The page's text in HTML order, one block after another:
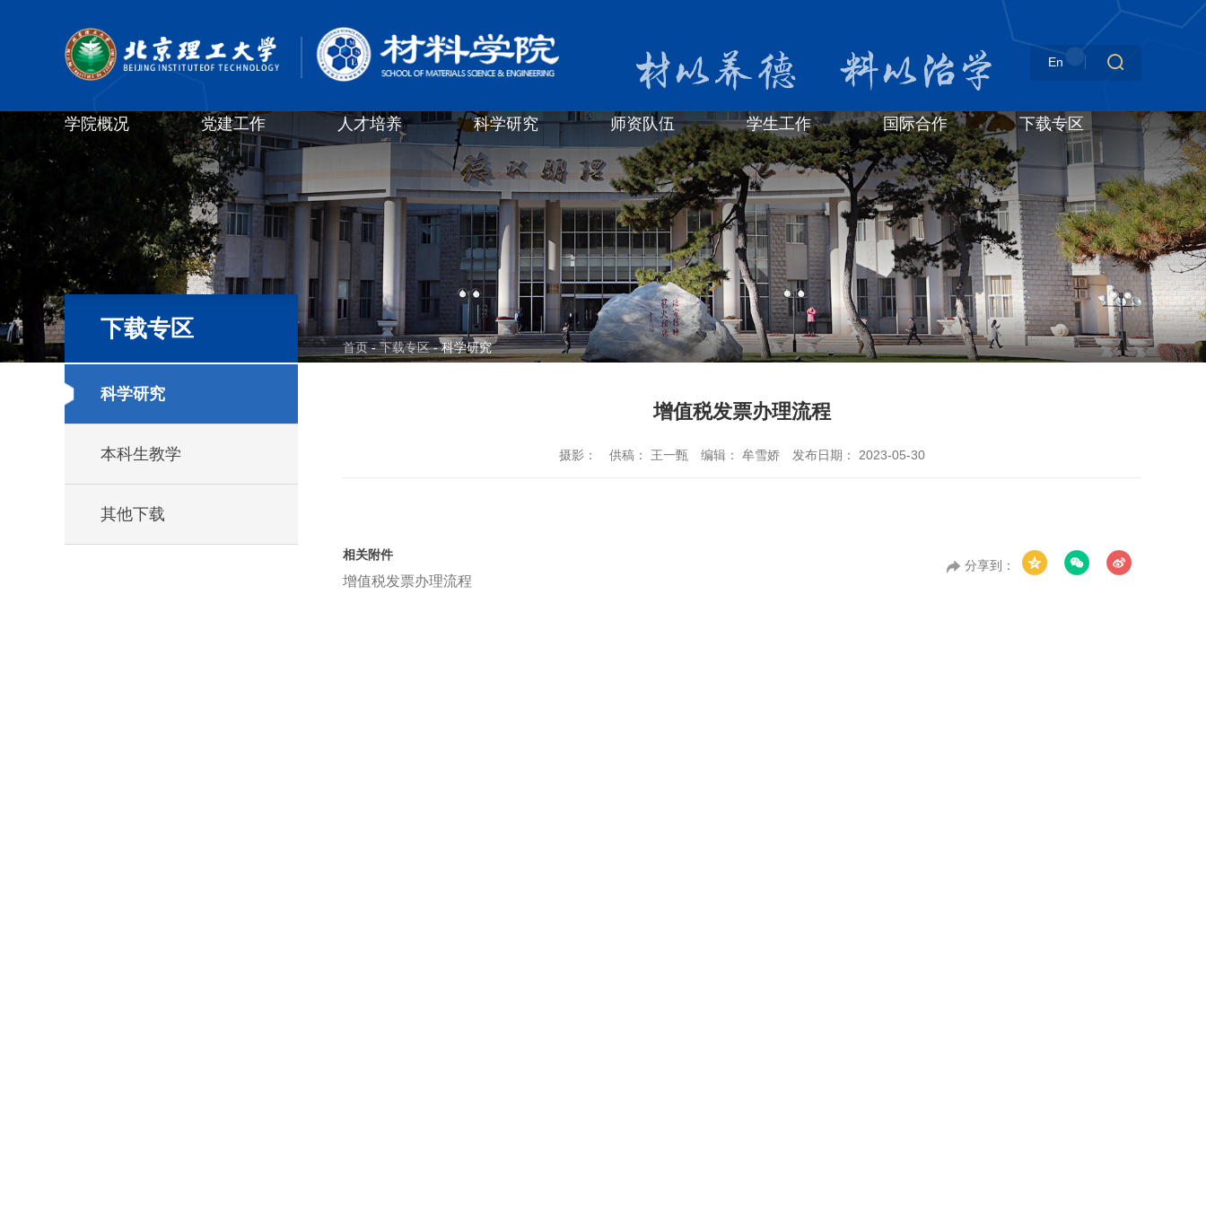
En
学院概况 党建工作 人才培养 科学研究 师资队伍 学生工作 国际合作 下载专区
下载专区
科学研究
本科生教学
其他下载
首页-下载专区- 科学研究
增值税发票办理流程
摄影： 供稿： 王一甄 编辑： 牟雪娇 发布日期： 2023-05-30
相关附件
增值税发票办理流程
分享到：